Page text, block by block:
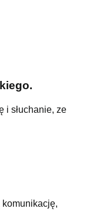
i słuchanie, ze